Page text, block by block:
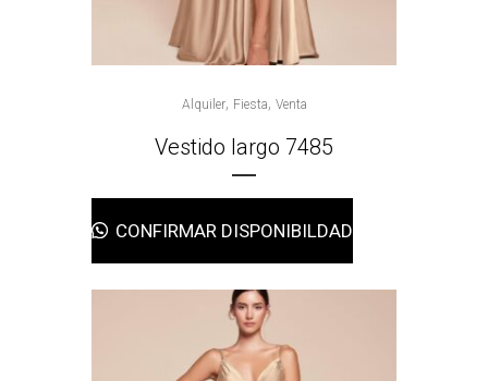
Alquiler, Fiesta, Venta
Vestido largo 7485
CONFIRMAR DISPONIBILDAD